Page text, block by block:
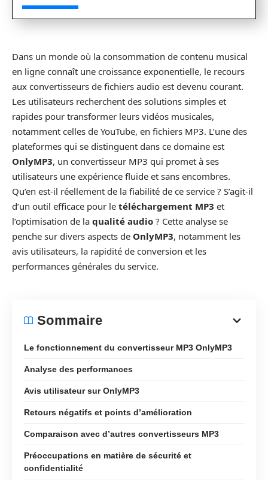
Dans un monde où la consommation de contenu musical
en ligne connaît une croissance exponentielle, le recours
aux convertisseurs de fichiers audio est devenu courant.
Les utilisateurs recherchent des solutions simples et
rapides pour transformer leurs vidéos musicales,
notamment celles de YouTube, en fichiers MP3. L’une des
plateformes qui se distinguent dans ce domaine est
OnlyMP3, un convertisseur MP3 qui promet à ses
utilisateurs une expérience fluide et sans encombres.
Qu’en est-il réellement de la fiabilité de ce service ? S’agit-il
d’un outil efficace pour le téléchargement MP3 et
l’optimisation de la qualité audio ? Cette analyse se
penche sur divers aspects de OnlyMP3, notamment les
avis utilisateurs, la rapidité de conversion et les
performances générales du service.
Sommaire
Le fonctionnement du convertisseur MP3 OnlyMP3
Analyse des performances
Avis utilisateur sur OnlyMP3
Retours négatifs et points d’amélioration
Comparaison avec d’autres convertisseurs MP3
Préoccupations en matière de sécurité et
confidentialité